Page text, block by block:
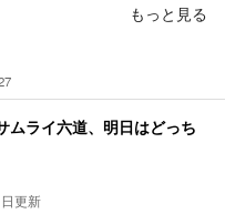
もっと見る
ライ六道、明日はどっち
更新